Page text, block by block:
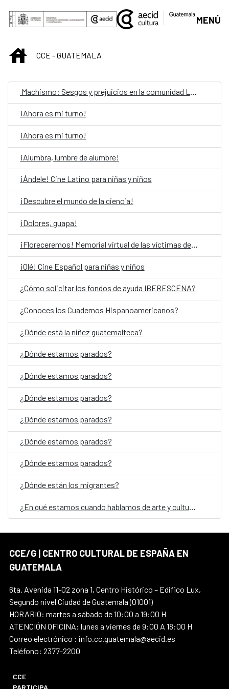
Saut au contenu principal
MENÚ
INICIOCCE - GUATEMALA
Machismo: Sesgos y prejuicios en la comunidad LGBTIQ
¡Ahora es mi turno!
¡Ahora es mi turno!
¡Alumbra, lumbre de alumbre!
¡Ándele! Cine Latino para niñas y niños
¡Descubre el mundo de la ciencia!
¡Dolores, guapa!
¡Floreceremos! Memorial virtual de las víctimas del Conflicto Armado Interno en Guatemala
¡Olé! Cine Español para niñas y niños
¿Cómo solicitar los fondos de ayuda IBERESCENA?
¿Conoces los Cuadernos Hispanoamericanos?
¿Dónde está la niñez guatemalteca?
¿Dónde estamos parados?
¿Dónde estamos parados?
¿Dónde estamos parados?
¿Dónde estamos parados?
¿Dónde estamos parados?
¿Dónde estamos parados?
¿Dónde están los migrantes?
CCE/G | CENTRO CULTURAL DE ESPAÑA EN
GUATEMALA
6ta. Avenida 11-02 zona 1, Centro Histórico – Edifico Lux,
Segundo nivel Ciudad de Guatemala (01001)
HORARIO: martes a sábado de 10:00 a 19:00 H
ATENCIÓN OFICINA: lunes a viernes de 9:00 A 18:00 H
Correo electrónico : info.cc.guatemala@aecid.es
Teléfono: 2377-2200
CCE